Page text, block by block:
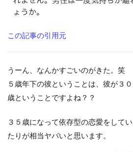
この記事の引用元
うーん、なんかすごいのがきた。笑
５歳年下の彼ということは、彼が３
歳ということですよね？？
３５歳になって依存型の恋愛をして
たりが相当ヤバいと思います。